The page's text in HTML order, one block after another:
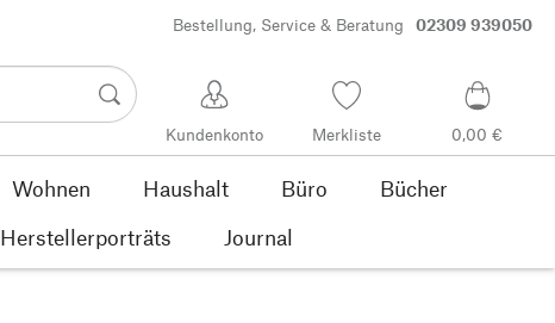
Bestellung, Service & Beratung 02309 939050
Kundenkonto Merkliste 0,00 €
Wohnen Haushalt Büro
Bücher
Herstellerporträts Journal